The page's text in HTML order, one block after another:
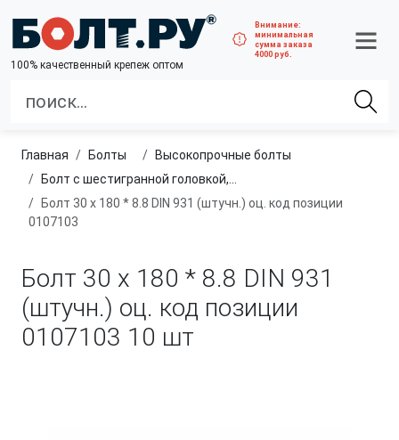
100% качественный крепеж оптом
Внимание:
минимальная
сумма заказа
4000 руб.
Главная болты
высокопрочные болты
Болт с шестигранной головкой, неполная резьба, класс прочности 8.8
Болт 30 х 180 * 8.8 DIN 931 (штучн.) оц. код позиции
0107103
Болт 30 х 180 * 8.8 DIN 931
(штучн.) оц. код позиции
0107103 10 шт